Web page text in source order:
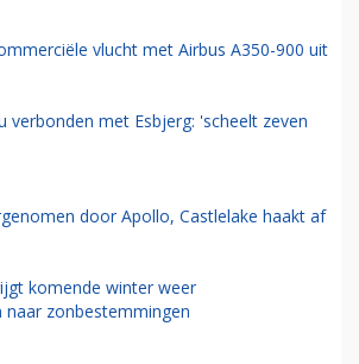
vlucht met Airbus A350-900 uit
verbonden met Esbjerg: 'scheelt zeven
door Apollo, Castlelake haakt af
komende winter weer
naar zonbestemmingen